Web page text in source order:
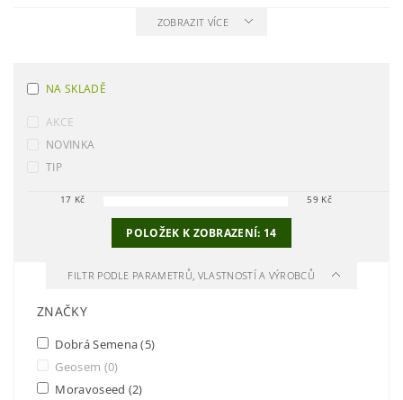
ZOBRAZIT VÍCE
NA SKLADĚ
AKCE
NOVINKA
TIP
17 Kč 59Kč
POLOŽEK K ZOBRAZENÍ: 14
FILTR PODLE PARAMETRŮ, VLASTNOSTÍ A VÝROBCŮ
ZNAČKY
Dobrá Semena(5)
Geosem (0)
Moravoseed (2)